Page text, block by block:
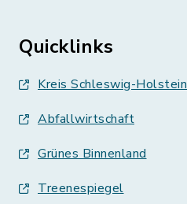
Quicklinks
Kreis Schleswig-Holstein
Abfallwirtschaft
Grünes Binnenland
Treenespiegel